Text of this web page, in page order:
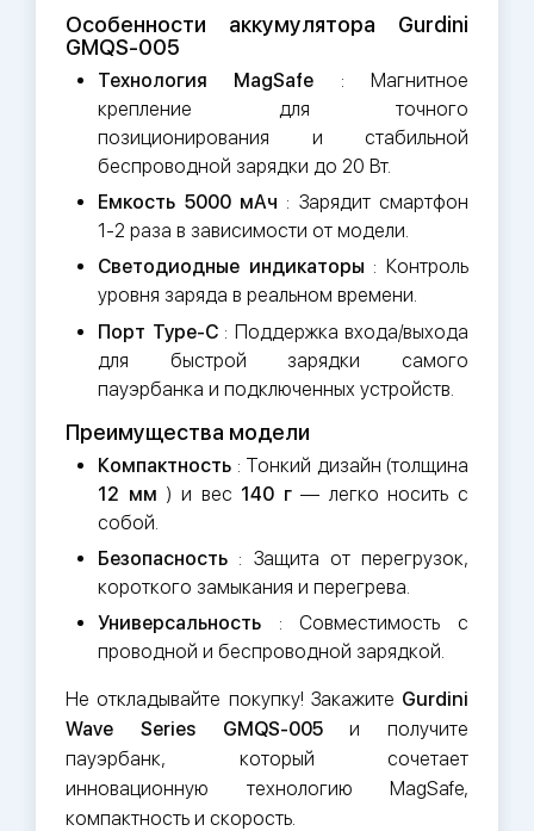
Особенности аккумулятора Gurdini
GMQS-005
Технология MagSafe : Магнитное
крепление для точного
позиционирования и стабильной
беспроводной зарядки до 20 Вт.
Емкость 5000 мАч : Зарядит смартфон
1-2 раза в зависимости от модели.
Светодиодные индикаторы : Контроль
уровня заряда в реальном времени.
Порт Type-C : Поддержка входа/выхода
для быстрой зарядки самого
пауэрбанка и подключенных устройств.
Преимущества модели
Компактность : Тонкий дизайн (толщина
12 мм ) и вес 140 г— легко носить с
собой.
Безопасность : Защита от перегрузок,
короткого замыкания и перегрева.
Универсальность : Совместимость с
проводной и беспроводной зарядкой.
Не откладывайте покупку! Закажите Gurdini
Wave Series GMQS-005
и получите
пауэрбанк, который сочетает
инновационную технологию MagSafe,
компактность и скорость.